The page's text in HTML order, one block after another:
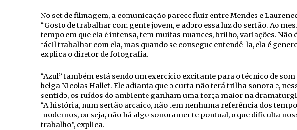
No set de filmagem, a comunicação parece fluir entre Mendes e
“Gosto de trabalhar com gente jovem, e adoro essa luz do sertão. Ao
tempo em que ela é intensa, tem muitas nuances, brilho, variações. Não é
fácil trabalhar com ela, mas quando se consegue entendê-la, ela é
explica o diretor de fotografia.
“Azul” também está sendo um exercício excitante para o técnico de som
belga Nicolas Hallet. Ele adianta que o curta não terá trilha sonora e,
sentido, os ruídos do ambiente ganham uma força maior na
“A história, num sertão arcaico, não tem nenhuma referência dos
modernos, ou seja, não há algo sonoramente pontual, o que dificulta
trabalho”, explica.